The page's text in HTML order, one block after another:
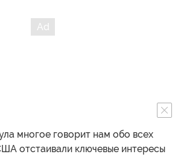
многое говорит нам обо всех
отстаивали ключевые интересы